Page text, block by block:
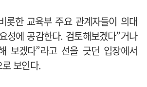
롯한 교육부 주요 관계자들이 의대
성에 공감한다. 검토해보겠다”거나
보겠다”라고 선을 긋던 입장에서
보인다.